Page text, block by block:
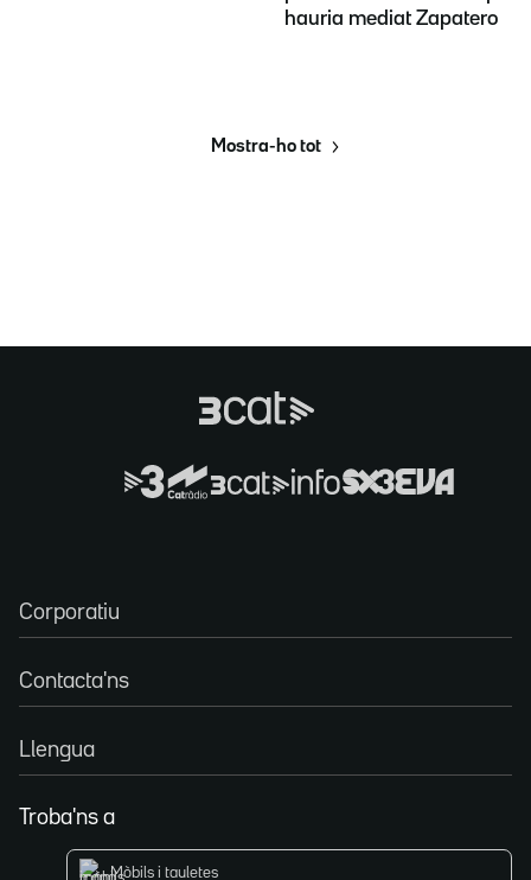
hauria mediat Zapatero
Mostra-ho tot
Corporatiu
Contacta'ns
Llengua
Troba'ns a
Mòbils i tauletes